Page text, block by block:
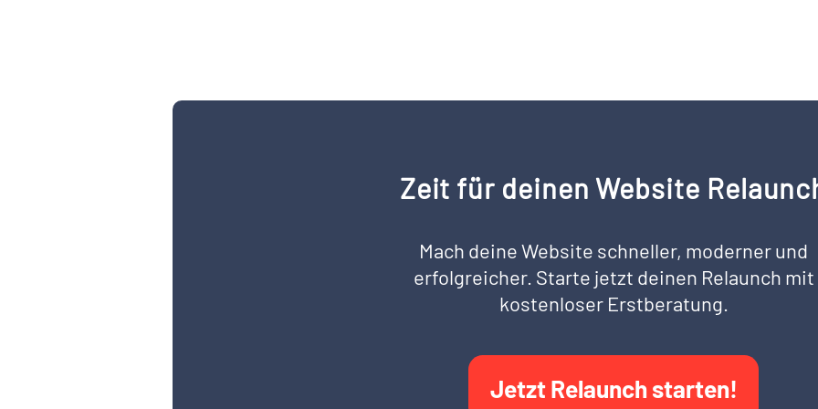
Zeit für deinen Website
Mach deine Website schneller, moderner und
erfolgreicher. Starte jetzt deinen Relaunch mit
kostenloser Erstberatung.
Jetzt Relaunch starten!